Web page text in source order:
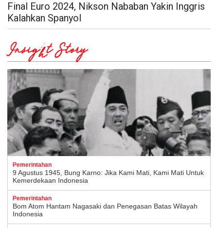
Final Euro 2024, Nikson Nababan Yakin Inggris
Kalahkan Spanyol
Insight Story
Pemerintahan
9 Agustus 1945, Bung Karno: Jika Kami Mati, Kami Mati Untuk
Kemerdekaan Indonesia
Pemerintahan
Bom Atom Hantam Nagasaki dan Penegasan Batas Wilayah
Indonesia